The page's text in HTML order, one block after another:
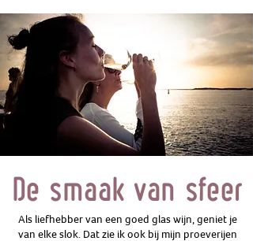
De smaak van sfeer
Als liefhebber van een goed glas wijn, geniet je
van elke slok. Dat zie ik ook bij mijn proeverijen